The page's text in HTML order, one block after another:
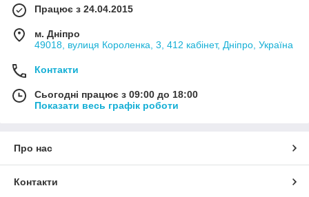
Працює з 24.04.2015
м. Дніпро
49018, вулиця Короленка, 3, 412 кабінет, Дніпро, Україна
Контакти
Сьогодні працює з 09:00 до 18:00
Показати весь графік роботи
Про нас
Контакти